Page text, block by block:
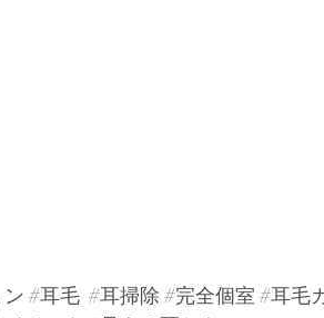
#耳毛 #耳掃除 #完全個室 #耳毛